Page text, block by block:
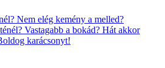
Nem elég kemény a melled?
Vastagabb a bokád? Hát akkor
karácsonyt!